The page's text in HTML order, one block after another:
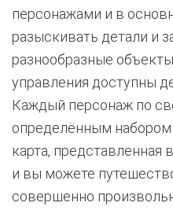
персонажами и в
разыскивать детали и
разнообразные
управления доступны
Каждый персонаж по
определённым набором
карта, представленная
и вы можете
совершенно